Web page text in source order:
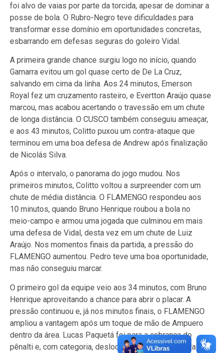
foi alvo de vaias por parte da torcida, apesar de dominar a
posse de bola. O Rubro-Negro teve dificuldades para
transformar esse domínio em oportunidades concretas,
esbarrando em defesas seguras do goleiro Vidal.
A primeira grande chance surgiu logo no início, quando
Gamarra evitou um gol quase certo de De La Cruz,
salvando em cima da linha. Aos 24 minutos, Emerson
Royal fez um cruzamento rasteiro, e Evertton Araújo quase
marcou, mas acabou acertando o travessão em um chute
de longa distância. O CUSCO também conseguiu ameaçar,
e aos 43 minutos, Colitto puxou um contra-ataque que
terminou em uma boa defesa de Andrew após finalização
de Nicolás Silva.
Após o intervalo, o panorama do jogo mudou. Nos
primeiros minutos, Colitto voltou a surpreender com um
chute de média distância. O FLAMENGO respondeu aos
10 minutos, quando Bruno Henrique roubou a bola no
meio-campo e armou uma jogada que culminou em mais
uma defesa de Vidal, desta vez em um chute de Luiz
Araújo. Nos momentos finais da partida, a pressão do
FLAMENGO aumentou. Pedro teve uma boa oportunidade,
mas não conseguiu marcar.
O primeiro gol da equipe veio aos 34 minutos, com Bruno
Henrique aproveitando a chance para abrir o placar. A
pressão continuou e, já nos minutos finais, o FLAMENGO
ampliou a vantagem após um toque de mão de Ampuero
dentro da área. Lucas Paquetá foi para a cobrança do
pênalti e, com categoria, deslocou o goleiro Vidal para